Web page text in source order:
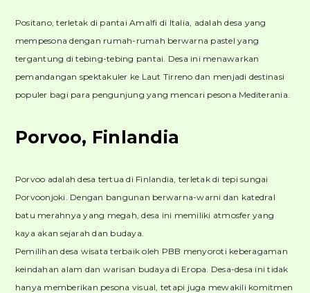
Positano, terletak di pantai Amalfi di Italia, adalah desa yang
mempesona dengan rumah-rumah berwarna pastel yang
tergantung di tebing-tebing pantai. Desa ini menawarkan
pemandangan spektakuler ke Laut Tirreno dan menjadi destinasi
populer bagi para pengunjung yang mencari pesona Mediterania.
Porvoo, Finlandia
Porvoo adalah desa tertua di Finlandia, terletak di tepi sungai
Porvoonjoki. Dengan bangunan berwarna-warni dan katedral
batu merahnya yang megah, desa ini memiliki atmosfer yang
kaya akan sejarah dan budaya.
Pemilihan desa wisata terbaik oleh PBB menyoroti keberagaman
keindahan alam dan warisan budaya di Eropa. Desa-desa ini tidak
hanya memberikan pesona visual, tetapi juga mewakili komitmen